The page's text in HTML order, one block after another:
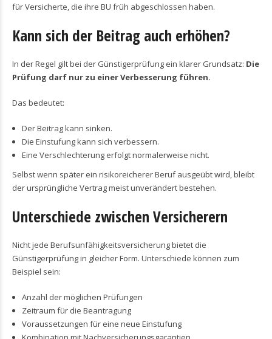
für Versicherte, die ihre BU früh abgeschlossen haben.
Kann sich der Beitrag auch erhöhen?
In der Regel gilt bei der Günstigerprüfung ein klarer Grundsatz: Die
Prüfung darf nur zu einer Verbesserung führen.
Das bedeutet:
Der Beitrag kann sinken.
Die Einstufung kann sich verbessern.
Eine Verschlechterung erfolgt normalerweise nicht.
Selbst wenn später ein risikoreicherer Beruf ausgeübt wird, bleibt
der ursprüngliche Vertrag meist unverändert bestehen.
Unterschiede zwischen Versicherern
Nicht jede Berufsunfähigkeitsversicherung bietet die
Günstigerprüfung in gleicher Form. Unterschiede können zum
Beispiel sein:
Anzahl der möglichen Prüfungen
Zeitraum für die Beantragung
Voraussetzungen für eine neue Einstufung